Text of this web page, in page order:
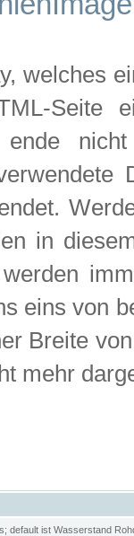
welches
Seite
ende
in
eins von
Breite
mehr
default ist Wasserstand